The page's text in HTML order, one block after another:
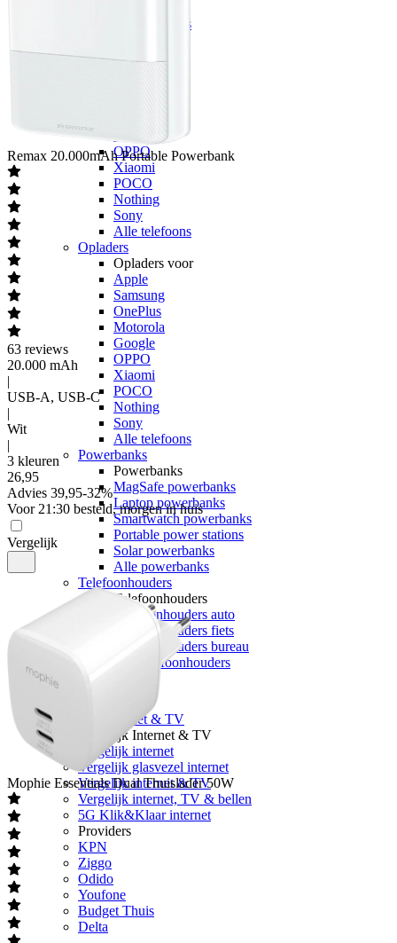
Alle telefoons
OPPO
Xiaomi
POCO
Nothing
Sony
Alle telefoons
Opladers
Opladers voor
Apple
Samsung
OnePlus
Motorola
Google
OPPO
Xiaomi
POCO
Nothing
Sony
Alle telefoons
Powerbanks
Powerbanks
MagSafe powerbanks
Laptop powerbanks
Smartwatch powerbanks
Portable power stations
Solar powerbanks
Alle powerbanks
Telefoonhouders
Telefoonhouders
Telefoonhouders auto
Telefoonhouders fiets
Telefoonhouders bureau
Alle telefoonhouders
Alle internet & TV
Vergelijk Internet & TV
Vergelijk internet
Vergelijk glasvezel internet
Vergelijk internet & TV
Vergelijk internet, TV & bellen
5G Klik&Klaar internet
Providers
KPN
Ziggo
Odido
Youfone
Budget Thuis
Delta
Remax 20.000mAh Portable Powerbank
63 reviews
20.000 mAh
|
USB-A, USB-C
|
Wit
|
3 kleuren
26,95
Advies 39,95-32%
Voor 21:30 besteld, morgen in huis
Vergelijk
Mophie Essentials Dual Thuislader 50W